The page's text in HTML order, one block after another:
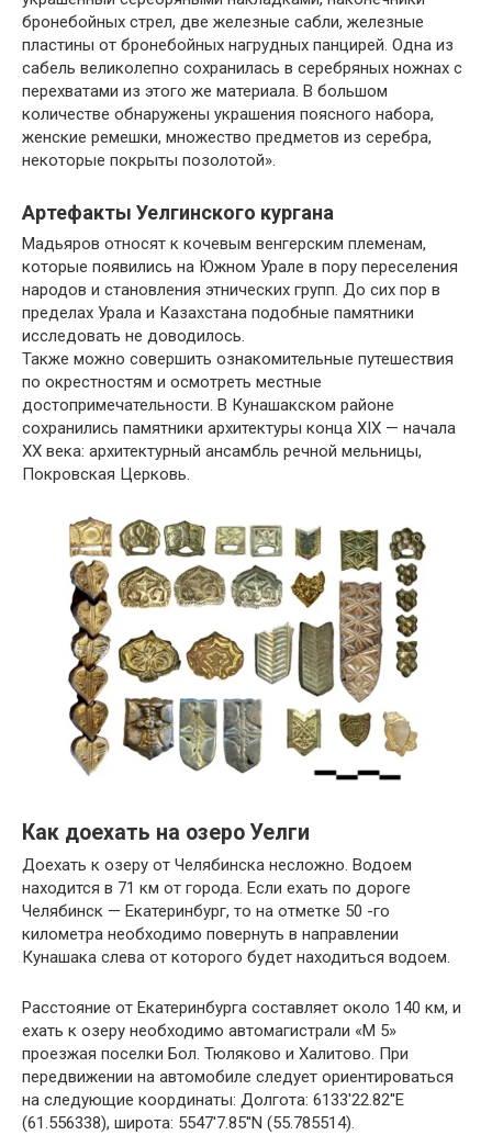
бронебойных стрел, две железные сабли, железные
пластины от бронебойных нагрудных панцирей. Одна из
сабель великолепно сохранилась в серебряных ножнах с
перехватами из этого же материала. В большом
количестве обнаружены украшения поясного набора,
женские ремешки, множество предметов из серебра,
некоторые покрыты позолотой».
Артефакты Уелгинского кургана
Мадьяров относят к кочевым венгерским племенам,
которые появились на Южном Урале в пору переселения
народов и становления этнических групп. До сих пор в
пределах Урала и Казахстана подобные памятники
исследовать не доводилось.
Также можно совершить ознакомительные путешествия
по окрестностям и осмотреть местные
достопримечательности. В Кунашакском районе
сохранились памятники архитектуры конца XIX — начала
XX века: архитектурный ансамбль речной мельницы,
Покровская Церковь.
Как доехать на озеро Уелги
Доехать к озеру от Челябинска несложно. Водоем
находится в 71 км от города. Если ехать по дороге
Челябинск — Екатеринбург, то на отметке 50 -го
километра необходимо повернуть в направлении
Кунашака слева от которого будет находиться водоем.
Расстояние от Екатеринбурга составляет около 140 км, и
ехать к озеру необходимо автомагистрали «М 5»
проезжая поселки Бол. Тюляково и Халитово. При
передвижении на автомобиле следует ориентироваться
на следующие координаты: Долгота: 6133′22.82′′E
(61.556338), широта: 5547′7.85′′N (55.785514).